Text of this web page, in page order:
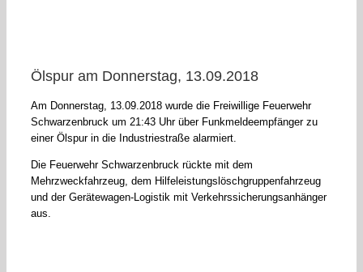
Ölspur am Donnerstag, 13.09.2018
Am Donnerstag, 13.09.2018 wurde die Freiwillige Feuerwehr
Schwarzenbruck um 21:43 Uhr über Funkmeldeempfänger zu
einer Ölspur in die Industriestraße alarmiert.
Die Feuerwehr Schwarzenbruck rückte mit dem
Mehrzweckfahrzeug, dem Hilfeleistungslöschgruppenfahrzeug
und der Gerätewagen-Logistik mit Verkehrssicherungsanhänger
aus.